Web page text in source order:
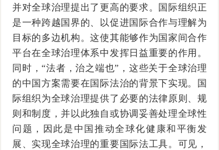
并对全球治理提出了更高的要求。国际组织正
是一种跨越国界的、以促进国际合作与理解为
目标的多边机构。这使其能够作为国家间合作
平台在全球治理体系中发挥日益重要的作用。
同时，“法者，治之端也” ，这些关于全球治理
的中国方案需要在国际法治的背景下实现。国
际组织为全球治理提供了必要的法律原则、规
则和制度，并以此独自或协调妥善处理全球性
问题，因此是中国推动全球化健康和平衡发
展、实现全球治理的重要国际法工具。可见，